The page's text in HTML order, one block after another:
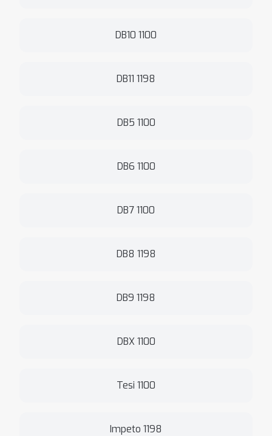
DB10 1100
DB11 1198
DB5 1100
DB6 1100
DB7 1100
DB8 1198
DB9 1198
DBX 1100
Tesi 1100
Impeto 1198